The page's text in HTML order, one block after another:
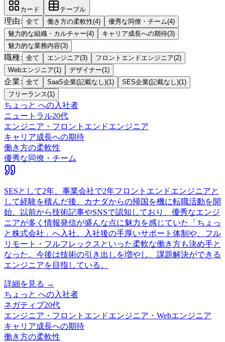
カード テーブル
理由: 全て 働き方の柔軟性(4) 優秀な同僚・チーム(4)
魅力的な組織・カルチャー(4) キャリア成長への期待(3)
魅力的な業務内容(3)
職種: 全て エンジニア(3) フロントエンドエンジニア(2)
Webエンジニア(1) デザイナー(1)
企業: 全て SaaS企業(記載なし)(1) SES企業(記載なし)(1)
フリーランス(1)
ちょっと への入社者
ニュートラル20代
エンジニア・フロントエンドエンジニア
キャリア成長への期待
働き方の柔軟性
優秀な同僚・チーム
SESとして2年、事業会社で2年フロントエンドエンジニアと
して経験を積んだ後、カナダからの帰国を機に転職活動を開
始。以前から技術記事やSNSで認知しており、優秀なエンジ
ニアが多く情報発信が盛んな点に魅力を感じていた「ちょっ
と株式会社」へ入社。入社後の手厚いサポート体制や、フル
リモート・フルフレックスといった柔軟な働き方も決め手と
なった。今後は技術の引き出しを増やし、課題解決ができる
エンジニアを目指している。
詳細を見る →
ちょっと への入社者
ネガティブ20代
エンジニア・フロントエンドエンジニア・Webエンジニア
キャリア成長への期待
働き方の柔軟性